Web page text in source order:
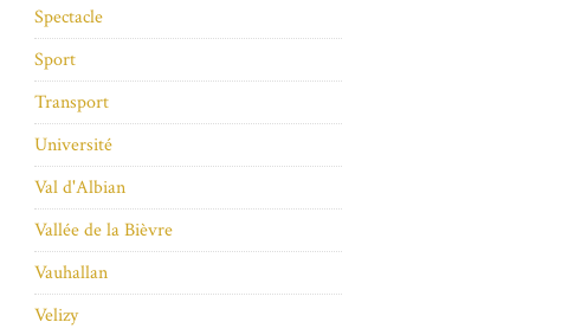
Spectacle
Sport
Transport
Université
Val d'Albian
Vallée de la Bièvre
Vauhallan
Velizy